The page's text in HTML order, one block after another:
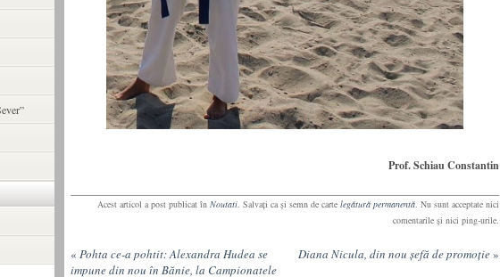
Prof. Schiau Constantin
Acest articol a post publicat în Noutati. Salvaţi ca şi semn de carte legătură permanentă. Nu sunt acceptate nici
comentarile şi nici ping-urile.
« Pohta ce-a pohtit: Alexandra Hudea se
impune din nou în Bănie, la Campionatele
Diana Nicula, din nou șefă de promoție»